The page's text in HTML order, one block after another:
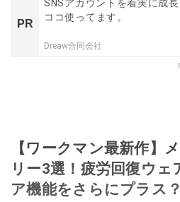
PR
SNSアカウントを着実に成
ココ使ってます。
Dreaw合同会社
【ワークマン最新作】
リー3選！疲労回復ウ
ア機能をさらにプラス？